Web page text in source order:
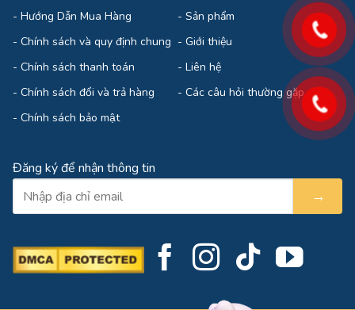
- Hướng Dẫn Mua Hàng
- Chính sách và quy định chung
- Chính sách thanh toán
- Chính sách đổi và trả hàng
- Chính sách bảo mật
- Sản phẩm
- Giới thiệu
- Liên hệ
- Các câu hỏi thường gặp
Đăng ký để nhận thông tin
→